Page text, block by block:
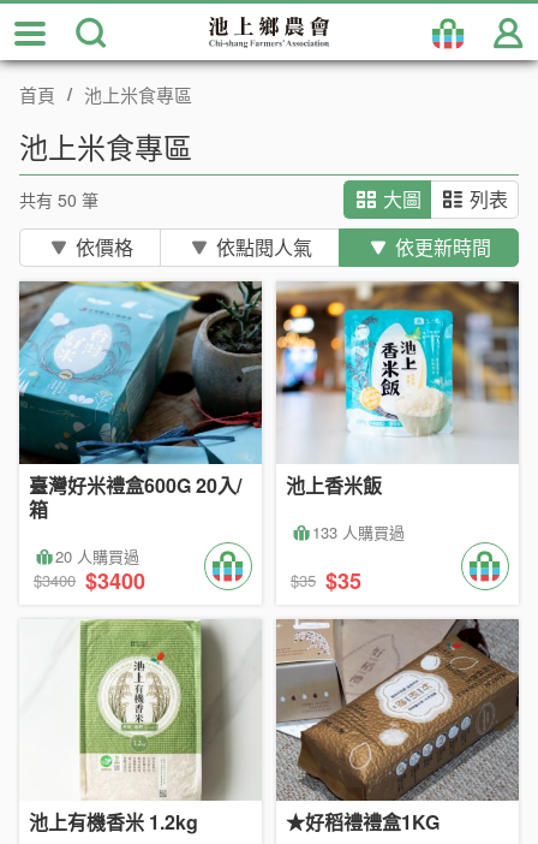
跳
到
主
首頁 池上米食專區
池上米食專區
共有 50 筆
依價格
依點閱人氣 依更新時間
大圖 列表
臺灣好米禮盒600G 20入/
箱
20 人購買過
$3400 $3400
池上香米飯
133 人購買過
$35 $35
池上有機香米 1.2kg ★好稻禮禮盒1KG